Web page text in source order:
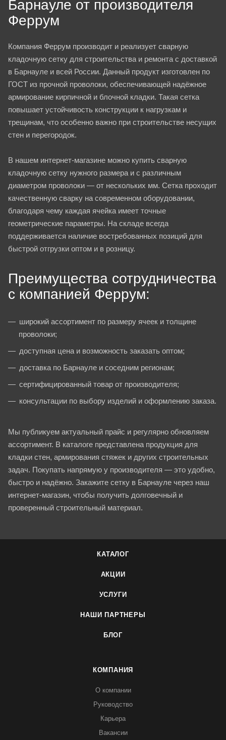
Барнауле от производителя
Феррум
Компания Феррум производит и реализует сварную
кладочную сетку для строительства и ремонта с доставкой
в Барнауле и всей России. Данный продукт изготовлен по
ГОСТ из прочной проволоки, обеспечивающей надёжное
армирование кирпичной и блочной кладки. Такая сетка
повышает устойчивость конструкции к нагрузкам и
трещинам, что особенно важно при строительстве несущих
стен и перегородок.
В нашем интернет-магазине можно купить сварную
кладочную сетку нужного размера и с различным
диаметром проволоки — от нескольких мм. Сетка проходит
качественную сварку на современном оборудовании,
благодаря чему каждая ячейка имеет точные
геометрические параметры. На складе всегда
поддерживается наличие востребованных позиций для
быстрой отгрузки оптом и в розницу.
Преимущества сотрудничества
с компанией Феррум:
широкий ассортимент по размеру ячеек и толщине
проволоки;
доступная цена и возможность заказать оптом;
доставка по Барнауле и соседним регионам;
сертифицированный товар от производителя;
консультации по выбору изделий и оформлению заказа.
Мы публикуем актуальный прайс и регулярно обновляем
ассортимент. В каталоге представлена продукция для
кладки стен, армирования стяжек и других строительных
задач. Покупать напрямую у производителя — это удобно,
быстро и надёжно. Закажите сетку в Барнауле через наш
интернет-магазин, чтобы получить долговечный и
проверенный строительный материал.
КАТАЛОГ
АКЦИИ
УСЛУГИ
НАШИ ПАРТНЕРЫ
БЛОГ
КОМПАНИЯ
О компании
Руководство
Карьера
Вакансии